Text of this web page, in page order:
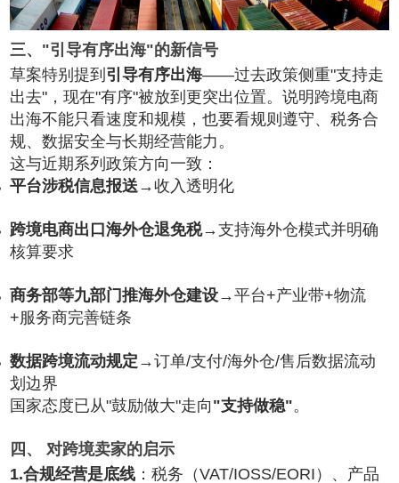
三、"引导有序出海"的新信号
草案特别提到 引导有序出海——过去政策侧重"支持走
出去"，现在"有序"被放到更突出位置。说明跨境电商
出海不能只看速度和规模，也要看规则遵守、税务合
规、数据安全与长期经营能力。
这与近期系列政策方向一致：
平台涉税信息报送 →收入透明化
跨境电商出口海外仓退免税→支持海外仓模式并明确
核算要求
商务部等九部门推海外仓建设→平台+产业带+物流
+服务商完善链条
数据跨境流动规定 →订单/支付/海外仓/售后数据流动
划边界
国家态度已从"鼓励做大"走向 "支持做稳"。
四、 对跨境卖家的启示
1.合规经营是底线 ：税务（VAT/IOSS/EORI）、产品